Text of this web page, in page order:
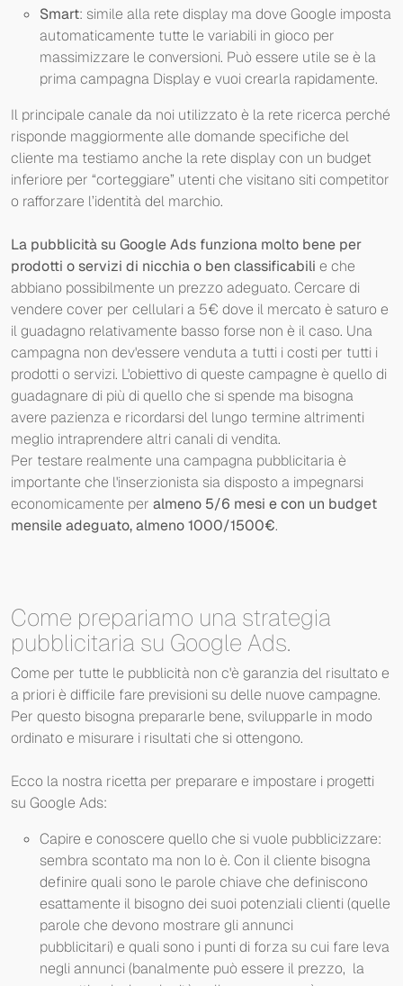
Smart: simile alla rete display ma dove Google imposta
automaticamente tutte le variabili in gioco per
massimizzare le conversioni. Può essere utile se è la
prima campagna Display e vuoi crearla rapidamente.
Il principale canale da noi utilizzato è la rete ricerca perché
risponde maggiormente alle domande specifiche del
cliente ma testiamo anche la rete display con un budget
inferiore per “corteggiare” utenti che visitano siti competitor
o rafforzare l’identità del marchio.
La pubblicità su Google Ads funziona molto bene per
prodotti o servizi di nicchia o ben classificabili e che
abbiano possibilmente un prezzo adeguato. Cercare di
vendere cover per cellulari a 5€ dove il mercato è saturo e
il guadagno relativamente basso forse non è il caso. Una
campagna non dev'essere venduta a tutti i costi per tutti i
prodotti o servizi. L'obiettivo di queste campagne è quello di
guadagnare di più di quello che si spende ma bisogna
avere pazienza e ricordarsi del lungo termine altrimenti
meglio intraprendere altri canali di vendita.
Per testare realmente una campagna pubblicitaria è
importante che l'inserzionista sia disposto a impegnarsi
economicamente per almeno 5/6 mesi e con un budget
mensile adeguato, almeno 1000/1500€.
Come prepariamo una strategia
pubblicitaria su Google Ads.
Come per tutte le pubblicità non c'è garanzia del risultato e
a priori è difficile fare previsioni su delle nuove campagne.
Per questo bisogna prepararle bene, svilupparle in modo
ordinato e misurare i risultati che si ottengono.
Ecco la nostra ricetta per preparare e impostare i progetti
su Google Ads:
Capire e conoscere quello che si vuole pubblicizzare:
sembra scontato ma non lo è. Con il cliente bisogna
definire quali sono le parole chiave che definiscono
esattamente il bisogno dei suoi potenziali clienti (quelle
parole che devono mostrare gli annunci
pubblicitari) e quali sono i punti di forza su cui fare leva
negli annunci (banalmente può essere il prezzo, la